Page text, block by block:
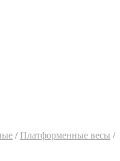
/ Платформенные весы /